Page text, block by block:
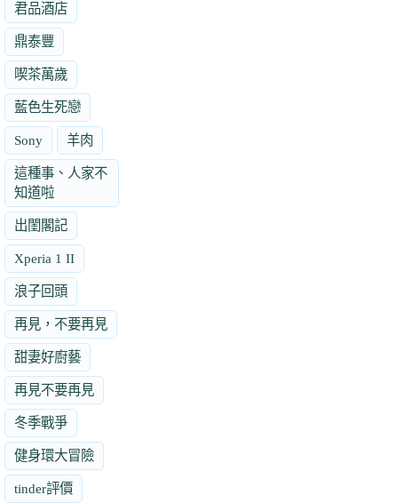
君品酒店
鼎泰豐
喫茶萬歲
藍色生死戀
Sony 羊肉
這種事、人家不
知道啦
出閨閣記
Xperia 1 II
浪子回頭
再見，不要再見
甜妻好廚藝
再見不要再見
冬季戰爭
健身環大冒險
tinder評價